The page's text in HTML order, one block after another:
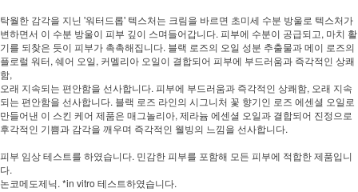
탁월한 감각을 지닌 '워터드롭' 텍스처는 크림을 바르면 초미세 수분 방울로 텍스처가
변하면서 이 수분 방울이 피부 깊이 스며들어갑니다. 피부에 수분이 공급되고, 마치 활
기를 되찾은 듯이 피부가 촉촉해집니다. 블랙 로즈의 오일 성분 추출물과 메이 로즈의
플로럴 워터, 쉐어 오일, 커멜리아 오일이 결합되어 피부에 부드러움과 즉각적인 상쾌
함,
오래 지속되는 편안함을 선사합니다. 피부에 부드러움과 즉각적인 상쾌함, 오래 지속
되는 편안함을 선사합니다. 블랙 로즈 라인의 시그니처 꽃 향기인 로즈 에센셜 오일로
만들어낸 이 스킨 케어 제품은 매그놀리아, 제라늄 에센셜 오일과 결합되어 진정으로
후각적인 기쁨과 감각을 깨우며 즉각적인 웰빙의 느낌을 선사합니다.
피부 임상 테스트를 하였습니다. 민감한 피부를 포함해 모든 피부에 적합한 제품입니
다.
논코메도제닉. *in vitro 테스트하였습니다.